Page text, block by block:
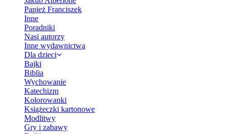
Papież Franciszek
Inne
Poradniki
Nasi autorzy
Inne wydawnictwa
Dla dzieci
Bajki
Biblia
Wychowanie
Katechizm
Kolorowanki
Książeczki kartonowe
Modlitwy
Gry i zabawy